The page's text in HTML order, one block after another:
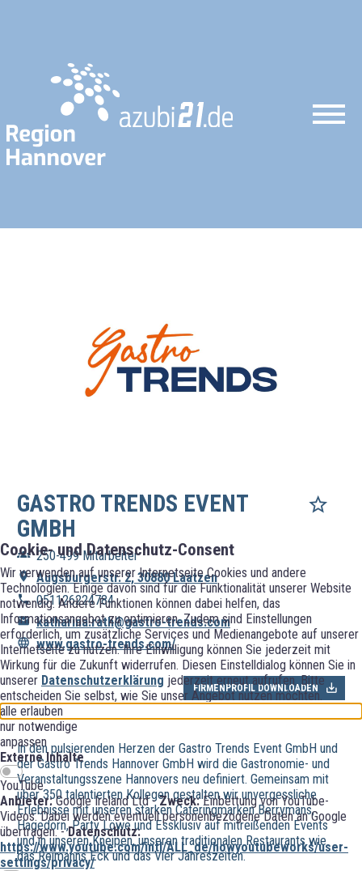
Cookie- und Datenschutz-Consent
Wir verwenden auf unserer Internetseite Cookies und andere
Technologien. Einige davon sind für die Funktionalität unserer Website
notwendig. Andere Funktionen können dabei helfen, das
Informationsangebot zu optimieren. Zudem sind Einstellungen
erforderlich, um zusätzliche Services und Medienangebote auf unserer
Internetseite zu nutzen. Ihre Einwilligung können Sie jederzeit mit
Wirkung für die Zukunft widerrufen. Diesen Einstelldialog können Sie in
unserer Datenschutzerklärung jederzeit erneut aufrufen. Bitte
entscheiden Sie selbst, wie Sie unser Angebot nutzen möchten.
alle erlauben
nur notwendige
anpassen
Externe Inhalte
YouTube
Anbieter:Google Ireland Ltd -Zweck:Einbettung von YouTube-
Videos. Dabei werden eventuell personenbezogene Daten an Google
übertragen. -Datenschutz:
https://www.youtube.com/intl/ALL_de/howyoutubeworks/user-
settings/privacy/
GASTRO TRENDS EVENT
GMBH
250-499 Mitarbeiter
Augsburgerstr. 2, 30880 Laatzen
051126224784
katharina.rath@gastro-trends.com
www.gastro-trends.com/
FIRMENPROFIL DOWNLOADEN
In den pulsierenden Herzen der Gastro Trends Event GmbH und
der Gastro Trends Hannover GmbH wird die Gastronomie- und
Veranstaltungsszene Hannovers neu definiert. Gemeinsam mit
über 350 talentierten Kollegen gestalten wir unvergessliche
Erlebnisse mit unseren starken Cateringmarken Berrymans,
Hagedorn, Party Löwe und Essklusiv auf mitreißenden Events
und in unseren Kneipen, unseren traditionalen Restaurants wie
das Reimanns Eck und das Vier Jahreszeiten.